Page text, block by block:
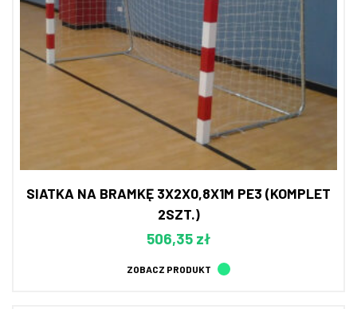
SIATKA NA BRAMKĘ 3X2X0,8X1M PE3 (KOMPLET
2SZT.)
506,35 zł
ZOBACZ PRODUKT